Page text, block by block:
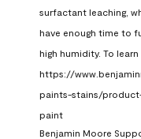
surfactant leaching,
have enough time to
high humidity. To
https://
paints-stains/
paint
Benjamin Moore